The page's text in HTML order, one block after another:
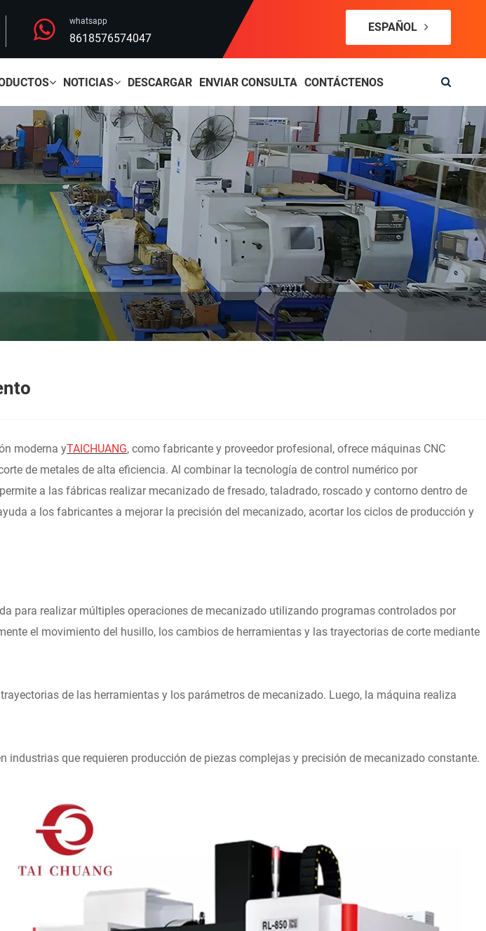
whatsapp
8618576574047
ESPAÑOL
NOTICIAS DESCARGAR ENVIAR CONSULTA CONTÁCTENOS
moderna yTAICHUANG, como fabricante y proveedor profesional, ofrece máquinas CNC
de metales de alta eficiencia. Al combinar la tecnología de control numérico por
a las fábricas realizar mecanizado de fresado, taladrado, roscado y contorno dentro de
a los fabricantes a mejorar la precisión del mecanizado, acortar los ciclos de producción y
para realizar múltiples operaciones de mecanizado utilizando programas controlados por
el movimiento del husillo, los cambios de herramientas y las trayectorias de corte mediante
de las herramientas y los parámetros de mecanizado. Luego, la máquina realiza
que requieren producción de piezas complejas y precisión de mecanizado constante.